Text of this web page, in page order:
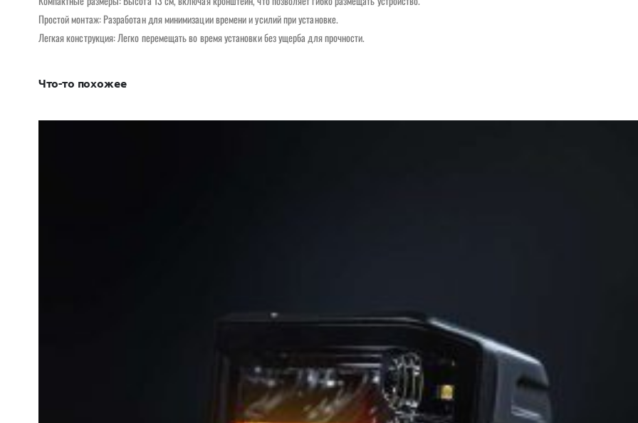
Простой монтаж: Разработан для минимизации времени и усилий при установке.
Легкая конструкция: Легко перемещать во время установки без ущерба для прочности.
Что-то похожее